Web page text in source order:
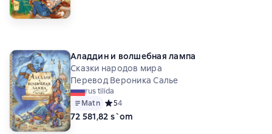
Аладдин и волшебная лампа
Сказки народов мира
Перевод Вероника Салье
rus tilida
Matn Средний рейтинг 5 на основе 4 оценок
54
72 581,82 s`om